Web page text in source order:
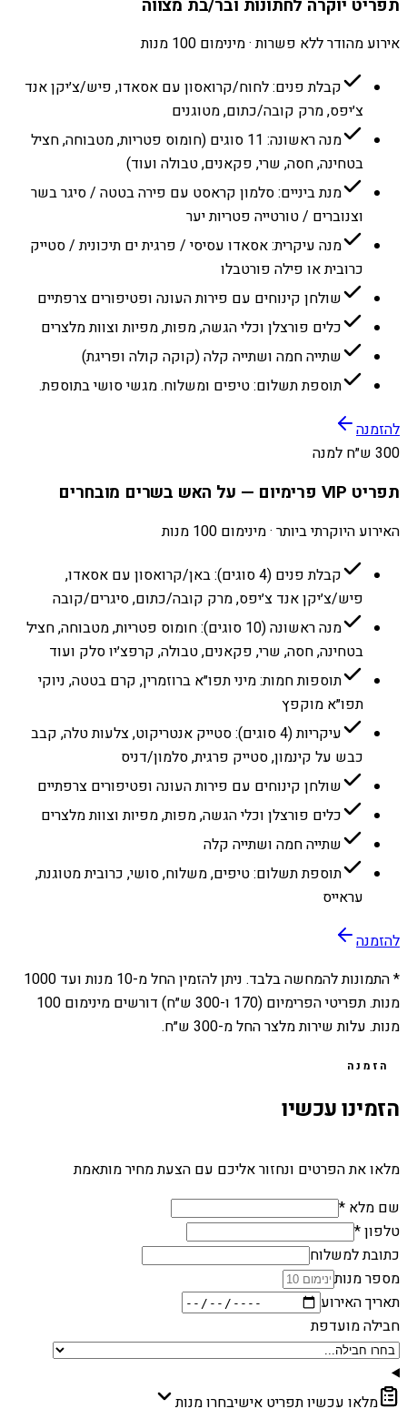
תפריט יוקרה לחתונות ובר/בת מצווה
אירוע מהודר ללא פשרות · מינימום 100 מנות
קבלת פנים: לחוח/קרואסון עם אסאדו, פיש/צ׳יקן אנד
צ׳יפס, מרק קובה/כתום, מטוגנים
מנה ראשונה: 11 סוגים (חומוס פטריות, מטבוחה, חציל
בטחינה, חסה, שרי, פקאנים, טבולה ועוד)
מנת ביניים: סלמון קראסט עם פירה בטטה / סיגר בשר
וצנוברים / טורטייה פטריות יער
מנה עיקרית: אסאדו עסיסי / פרגית ים תיכונית / סטייק
כרובית או פילה פורטבלו
שולחן קינוחים עם פירות העונה ופטיפורים צרפתיים
כלים פורצלן וכלי הגשה, מפות, מפיות וצוות מלצרים
שתייה חמה ושתייה קלה (קוקה קולה ופריגת)
תוספת תשלום: טיפים ומשלוח. מגשי סושי בתוספת.
להזמנה
300 ש״ח למנה
תפריט VIP פרימיום — על האש בשרים מובחרים
האירוע היוקרתי ביותר · מינימום 100 מנות
קבלת פנים (4 סוגים): באן/קרואסון עם אסאדו,
פיש/צ׳יקן אנד צ׳יפס, מרק קובה/כתום, סיגרים/קובה
מנה ראשונה (10 סוגים): חומוס פטריות, מטבוחה, חציל
בטחינה, חסה, שרי, פקאנים, טבולה, קרפצ׳יו סלק ועוד
תוספות חמות: מיני תפו״א ברוזמרין, קרם בטטה, ניוקי
תפו״א מוקפץ
עיקריות (4 סוגים): סטייק אנטריקוט, צלעות טלה, קבב
כבש על קינמון, סטייק פרגית, סלמון/דניס
שולחן קינוחים עם פירות העונה ופטיפורים צרפתיים
כלים פורצלן וכלי הגשה, מפות, מפיות וצוות מלצרים
שתייה חמה ושתייה קלה
תוספת תשלום: טיפים, משלוח, סושי, כרובית מטוגנת,
עראייס
להזמנה
* התמונות להמחשה בלבד. ניתן להזמין החל מ-10 מנות ועד 1000
מנות. תפריטי הפרימיום (170 ו-300 ש״ח) דורשים מינימום 100
מנות. עלות שירות מלצר החל מ-300 ש״ח.
הזמנה
הזמינו עכשיו
מלאו את הפרטים ונחזור אליכם עם הצעת מחיר מותאמת
שם מלא *
טלפון *
כתובת למשלוח
מספר מנות
תאריך האירוע
חבילה מועדפת
מלאו עכשיו תפריט אישיבחרו מנות